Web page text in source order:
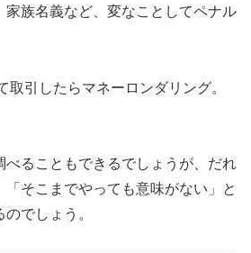
家族名義など、変なことしてペナル
引したらマネーロンダリング。
べることもできるでしょうが、だれ
「そこまでやっても意味がない」と
でしょう。